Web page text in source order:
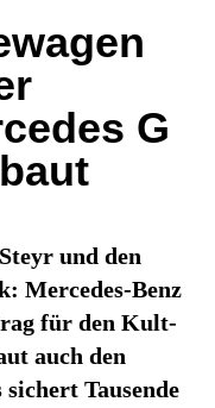
G
und den
Mercedes-Benz
für den Kult-
auch den
Tausende